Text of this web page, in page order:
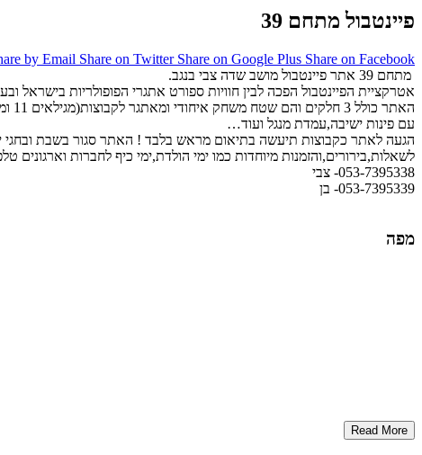
פיינטבול מתחם 39
by Email Share on Twitter Share on Google Plus Share on Facebook
מתחם 39 אתר פיינטבול מושב שדה צבי בנגב.
אטרקציית הפיינטבול הפכה לבין חוויות ספורט אתגרי הפופולריות בישראל
עם פינות ישיבה,עמדת מנגל ועוד…
הגעה לאתר כקבוצות תיעשה בתיאום מראש בלבד ! האתר סגור בשבת ובחגי
לשאלות,בירורים,והזמנות מיוחדות כמו ימי הולדת,ימי כיף לחברות וארגונים
053-7395338- צבי
053-7395339- בן
מפה
Read More